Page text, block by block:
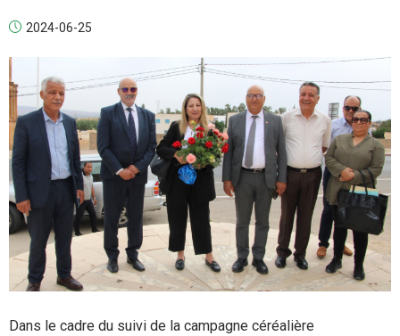
2024-06-25
Dans le cadre du suivi de la campagne céréalière